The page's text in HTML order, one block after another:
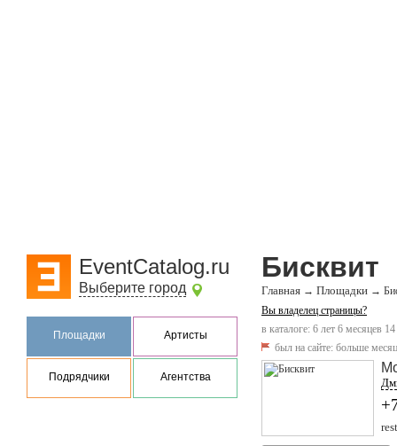
EventCatalog.ru
Выберите город
Площадки Артисты
Подрядчики Агентства
Бисквит
Главная → Площадки →
Вы владелец страницы?
в каталоге: 6 лет 6 месяцев
был на сайте: больше